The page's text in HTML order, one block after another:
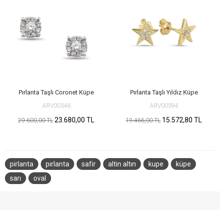
Pırlanta Taşlı Coronet Küpe
ARV00346
29.600,00 TL 23.680,00 TL
Pırlanta Taşlı Yıldız Küpe
ARV00394
19.466,00 TL 15.572,80 TL
pirlanta pırlanta safir altin altın kupe
küpe
sarı
oval